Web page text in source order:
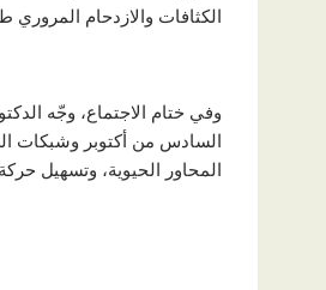
الكثافات والازدحام المروري
وفي ختام الاجتماع، وجّه
السادس من أكتوبر وشبكات
المحاور الحيوية، وتسهيل